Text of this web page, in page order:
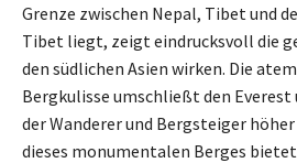
Grenze zwischen Nepal, Tibet und
Tibet liegt, zeigt eindrucksvoll die
den südlichen Asien wirken. Die
Bergkulisse umschließt den Everest
der Wanderer und Bergsteiger
dieses monumentalen Berges